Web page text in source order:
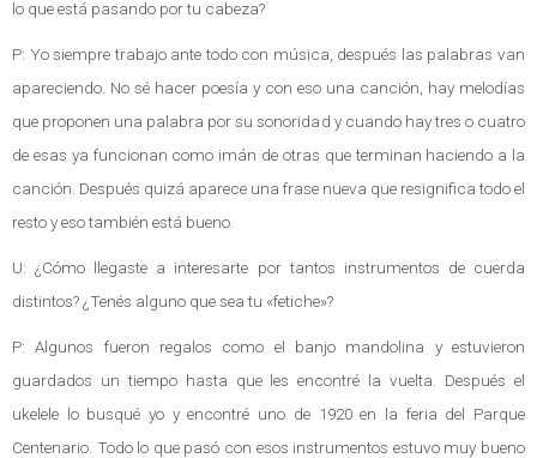
lo que está pasando por tu cabeza?
P: Yo siempre trabajo ante todo con música, después las palabras van
apareciendo. No sé hacer poesía y con eso una canción, hay melodías
que proponen una palabra por su sonoridad y cuando hay tres o cuatro
de esas ya funcionan como imán de otras que terminan haciendo a la
canción. Después quizá aparece una frase nueva que resignifica todo el
resto y eso también está bueno.
U: ¿Cómo llegaste a interesarte por tantos instrumentos de cuerda
distintos? ¿Tenés alguno que sea tu «fetiche»?
P: Algunos fueron regalos como el banjo mandolina y estuvieron
guardados un tiempo hasta que les encontré la vuelta. Después el
ukelele lo busqué yo y encontré uno de 1920 en la feria del Parque
Centenario. Todo lo que pasó con esos instrumentos estuvo muy bueno